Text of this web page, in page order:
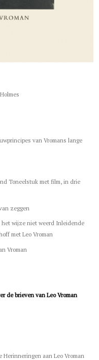
van Vromans lange
Toneelstuk met film, in drie
zeggen
het wijze niet weerd Inleidende
met Leo Vroman
Vroman
de brieven van Leo Vroman
Herinneringen aan Leo Vroman